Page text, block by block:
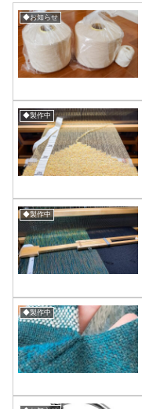
◆お知らせ
◆製作中
◆製作中
◆製作中